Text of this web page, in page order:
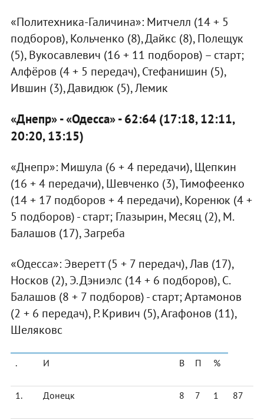
«Политехника-Галичина»: Митчелл (14 + 5
подборов), Кольченко (8), Дайкс (8), Полещук
(5), Вукосавлевич (16 + 11 подборов) – старт;
Алфёров (4 + 5 передач), Стефанишин (5),
Ившин (3), Давидюк (5), Лемик
«Днепр» - «Одесса» - 62:64 (17:18, 12:11,
20:20, 13:15)
«Днепр»: Мишула (6 + 4 передачи), Щепкин
(16 + 4 передачи), Шевченко (3), Тимофеенко
(14 + 17 подборов + 4 передачи), Коренюк (4 +
5 подборов) - старт; Глазырин, Месяц (2), М.
Балашов (17), Загреба
«Одесса»: Эверетт (5 + 7 передач), Лав (17),
Носков (2), Э. Дэниэлс (14 + 6 подборов), С.
Балашов (8 + 7 подборов) - старт; Артамонов
(2 + 6 передач), Р. Кривич (5), Агафонов (11),
Шеляковс
. И В П %
1. Донецк 8 7 1 87